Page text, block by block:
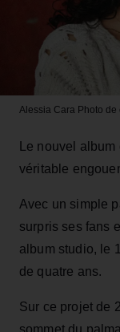
Alessia Cara Photo de
Le nouvel
véritable
Avec un simple
surpris ses fans
album studio, le
de quatre ans.
Sur ce projet de
sommet du